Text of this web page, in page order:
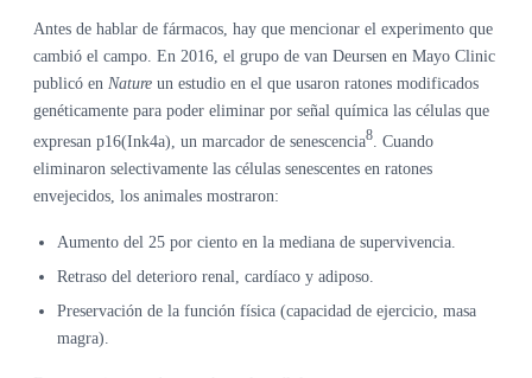
Antes de hablar de fármacos, hay que mencionar el experimento que
cambió el campo. En 2016, el grupo de van Deursen en Mayo Clinic
publicó en Nature un estudio en el que usaron ratones modificados
genéticamente para poder eliminar por señal química las células que
expresan p16(Ink4a), un marcador de senescencia8. Cuando
eliminaron selectivamente las células senescentes en ratones
envejecidos, los animales mostraron:
Aumento del 25 por ciento en la mediana de supervivencia.
Retraso del deterioro renal, cardíaco y adiposo.
Preservación de la función física (capacidad de ejercicio, masa
magra).